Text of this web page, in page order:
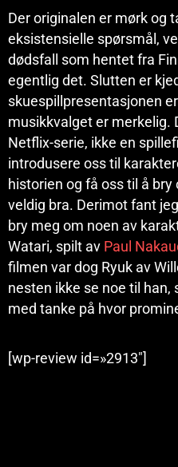
Der originalen er mørk og
eksistensielle spørsmål,
dødsfall som hentet fra
egentlig det. Slutten er
skuespillpresentasjonen
musikkvalget er merkelig.
Netflix-serie, ikke en
introdusere oss til
historien og få oss til å
veldig bra. Derimot fant
bry meg om noen av
Watari, spilt av Paul
filmen var dog Ryuk av
nesten ikke se noe til han,
med tanke på hvor
[wp-review id=»2913″]